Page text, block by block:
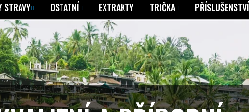
STRAVY OSTATNÍ EXTRAKTY TRIČKA PŘÍSLUŠENSTVÍ